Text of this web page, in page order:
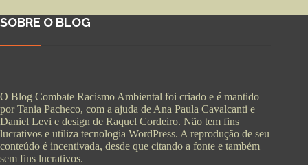
SOBRE O BLOG
O Blog Combate Racismo Ambiental foi criado e é mantido
por Tania Pacheco, com a ajuda de Ana Paula Cavalcanti e
Daniel Levi e design de Raquel Cordeiro. Não tem fins
lucrativos e utiliza tecnologia WordPress. A reprodução de seu
conteúdo é incentivada, desde que citando a fonte e também
sem fins lucrativos.